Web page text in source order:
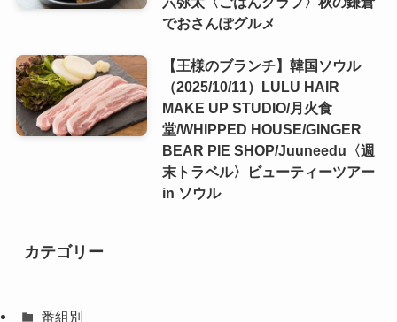
でおさんぽグルメ
【王様のブランチ】韓国ソウル
（2025/10/11）LULU HAIR
MAKE UP STUDIO/月火食
堂/WHIPPED HOUSE/GINGER
BEAR PIE SHOP/Juuneedu〈週
末トラベル〉ビューティーツアー
in ソウル
カテゴリー
番組別